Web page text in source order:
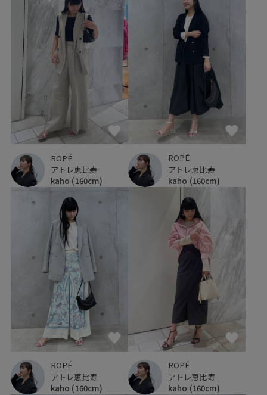
ROPÉ
アトレ恵比寿
kaho (160cm)
ROPÉ
アトレ恵比寿
kaho (160cm)
ROPÉ
アトレ恵比寿
kaho (160cm)
ROPÉ
アトレ恵比寿
kaho (160cm)